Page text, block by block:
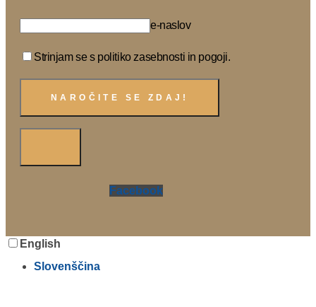
e-naslov
Strinjam se s politiko zasebnosti in pogoji.
Facebook
English
Slovenščina